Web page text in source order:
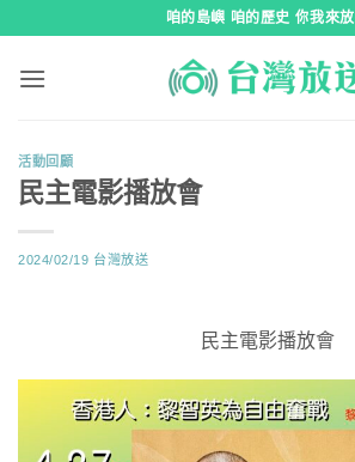
咱的島嶼 咱的歷史 你我來
活動回顧
民主電影播放會
2024/02/19 台灣放送
民主電影播放會